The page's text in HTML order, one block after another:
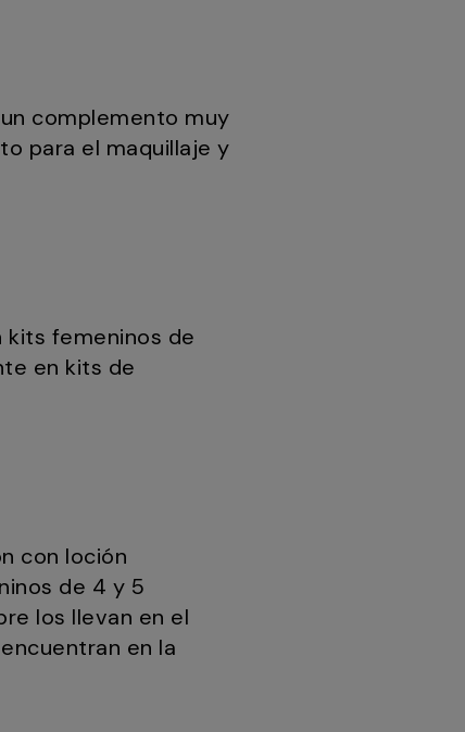
complemento muy
para el maquillaje y
kits femeninos de
en kits de
con loción
de 4 y 5
los llevan en el
en la